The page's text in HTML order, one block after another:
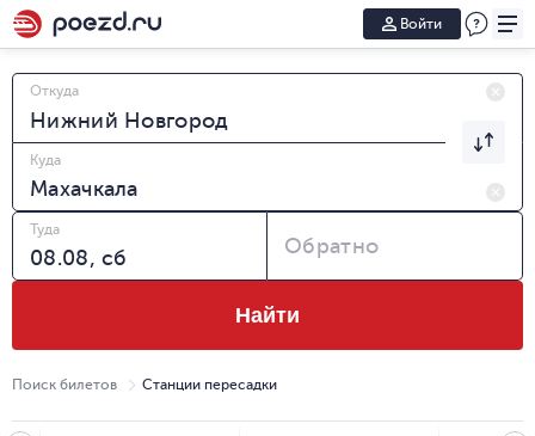
Войти
Откуда
Куда
Туда
Обратно
Найти
Поиск билетов Станции пересадки